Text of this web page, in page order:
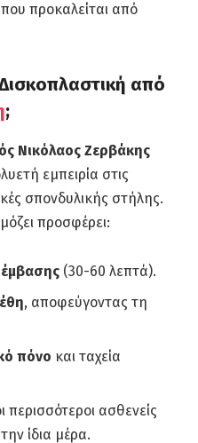
που προκαλείται από
Δισκοπλαστική από
;
Νικόλαος Ζερβάκης
εμπειρία στις
σπονδυλικής στήλης.
προσφέρει:
(30-60 λεπτά).
, αποφεύγοντας τη
πόνο και ταχεία
περισσότεροι ασθενείς
ίδια μέρα.